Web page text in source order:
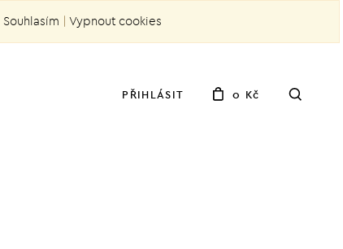
Souhlasím | Vypnout cookies
PŘIHLÁSIT 0 Kč